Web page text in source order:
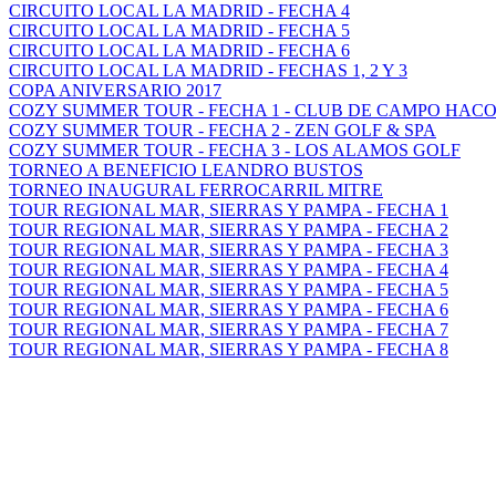
CIRCUITO LOCAL LA MADRID - FECHA 4
CIRCUITO LOCAL LA MADRID - FECHA 5
CIRCUITO LOCAL LA MADRID - FECHA 6
CIRCUITO LOCAL LA MADRID - FECHAS 1, 2 Y 3
COPA ANIVERSARIO 2017
COZY SUMMER TOUR - FECHA 1 - CLUB DE CAMPO
COZY SUMMER TOUR - FECHA 2 - ZEN GOLF & SPA
COZY SUMMER TOUR - FECHA 3 - LOS ALAMOS GOLF
TORNEO A BENEFICIO LEANDRO BUSTOS
TORNEO INAUGURAL FERROCARRIL MITRE
TOUR REGIONAL MAR, SIERRAS Y PAMPA - FECHA 1
TOUR REGIONAL MAR, SIERRAS Y PAMPA - FECHA 2
TOUR REGIONAL MAR, SIERRAS Y PAMPA - FECHA 3
TOUR REGIONAL MAR, SIERRAS Y PAMPA - FECHA 4
TOUR REGIONAL MAR, SIERRAS Y PAMPA - FECHA 5
TOUR REGIONAL MAR, SIERRAS Y PAMPA - FECHA 6
TOUR REGIONAL MAR, SIERRAS Y PAMPA - FECHA 7
TOUR REGIONAL MAR, SIERRAS Y PAMPA - FECHA 8